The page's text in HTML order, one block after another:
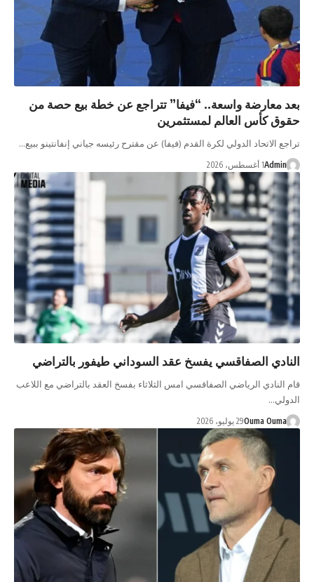
بعد معارضة واسعة.. “فيفا” تتراجع عن خطة بيع حصة من
حقوق كأس العالم لمستثمرين
تراجع الاتحاد الدولي لكرة القدم (فيفا) عن مقترح رئيسه جياني إنفانتينو ببيع…
Admin1 أغسطس، 2026
النادي الصفاقسي يفسخ عقد السوداني طيفور بالتراضي
قام النادي الرياضي الصفاقسي امس الثلاثاء بفسخ العقد بالتراضي مع اللاعب
الدولي…
Ouma Ouma29 يوليو، 2026